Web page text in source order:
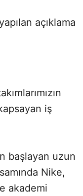
açıklama
Sesi Aç
iş
başlayan uzun
Nike,
akademi